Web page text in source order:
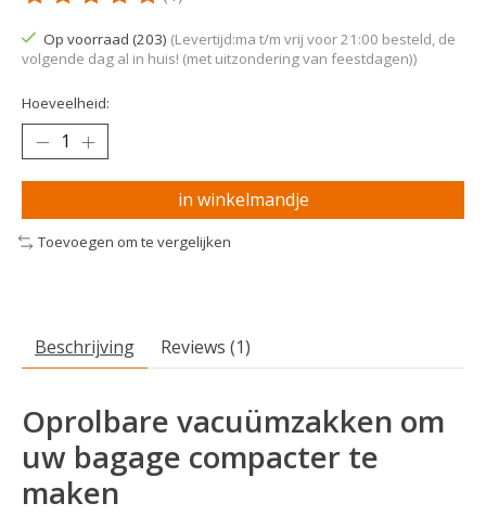
De beoordeling van dit product is
Op voorraad (203) (Levertijd:ma t/m vrij voor 21:00 besteld, de
volgende dag al in huis! (met uitzondering van feestdagen))
Hoeveelheid:
in winkelmandje
Toevoegen om te vergelijken
Beschrijving Reviews (1)
Oprolbare vacuümzakken om
uw bagage compacter te
maken